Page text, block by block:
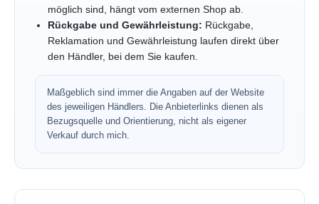
möglich sind, hängt vom externen Shop ab.
Rückgabe und Gewährleistung: Rückgabe,
Reklamation und Gewährleistung laufen direkt über
den Händler, bei dem Sie kaufen.
Maßgeblich sind immer die Angaben auf der Website
des jeweiligen Händlers. Die Anbieterlinks dienen als
Bezugsquelle und Orientierung, nicht als eigener
Verkauf durch mich.